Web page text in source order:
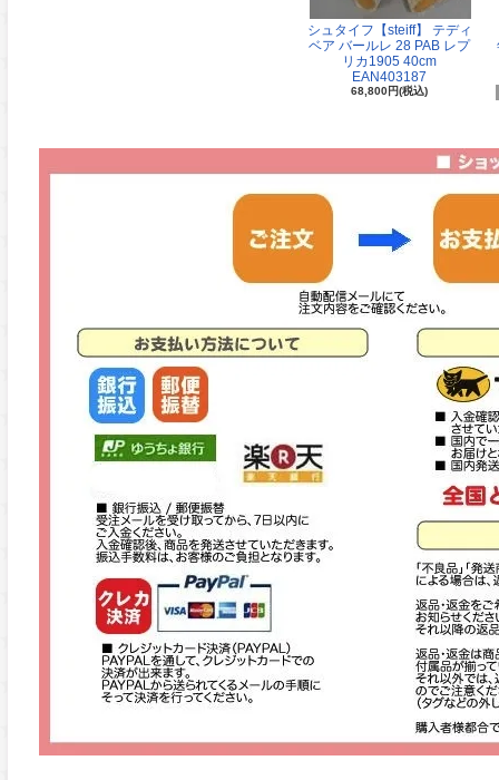
シュタイフ【steiff】 テディ
ベア バールレ 28 PAB レプ
リカ1905 40cm
EAN403187
68,800円(税込)